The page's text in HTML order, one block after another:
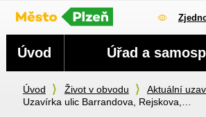
Úvod Život v obvodu
Aktuální
Uzavírka ulic Barrandova, Rejskova,…
Navigace
Úvod Úřad a